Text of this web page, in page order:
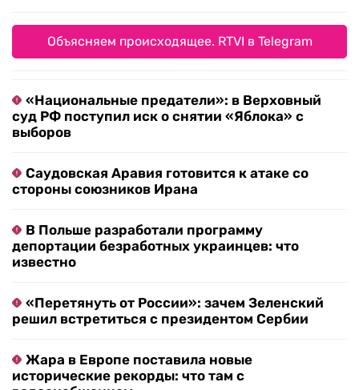
Объясняем происходящее. RTVI в Telegram
«Национальные предатели»: в Верховный
суд РФ поступил иск о снятии «Яблока» с
выборов
Саудовская Аравия готовится к атаке со
стороны союзников Ирана
В Польше разработали программу
депортации безработных украинцев: что
известно
«Перетянуть от России»: зачем Зеленский
решил встретиться с президентом Сербии
Жара в Европе поставила новые
исторические рекорды: что там с